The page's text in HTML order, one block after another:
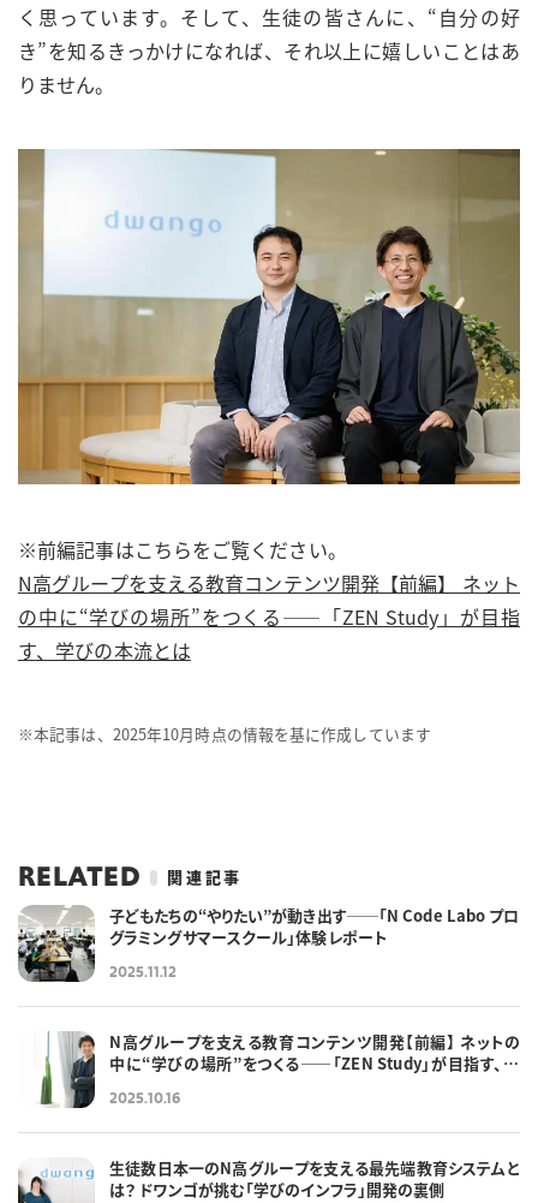
く思っています。そして、生徒の皆さんに、“自分の好
き”を知るきっかけになれば、それ以上に嬉しいことはあ
りません。
※前編記事はこちらをご覧ください。
N高グループを支える教育コンテンツ開発【前編】 ネット
の中に“学びの場所”をつくる――「ZEN Study」が目指
す、学びの本流とは
※本記事は、2025年10月時点の情報を基に作成しています
RELATED
関連記事
子どもたちの“やりたい”が動き出す──「N Code Labo プロ
グラミングサマースクール」体験レポート
2025.11.12
N高グループを支える教育コンテンツ開発【前編】 ネットの
中に“学びの場所”をつくる――「ZEN Study」が目指す、学
2025.10.16
生徒数日本一のN高グループを支える最先端教育システムと
は？ ドワンゴが挑む「学びのインフラ」開発の裏側